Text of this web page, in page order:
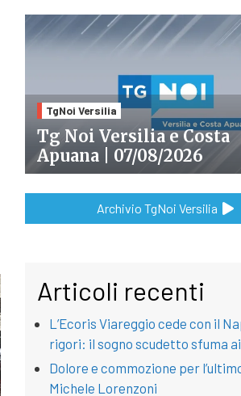
la
TgNoi Versilia
Tg Noi Versilia e Costa
Apuana | 07/08/2026
Archivio TgNoi Versilia
Articoli recenti
L’Ecoris Viareggio cede con il
rigori: il sogno scudetto sfuma
Dolore e commozione per
Michele Lorenzoni